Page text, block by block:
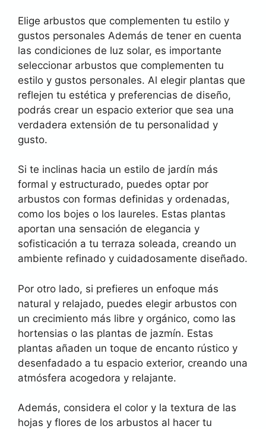
Elige arbustos que complementen tu estilo y
gustos personales Además de tener en cuenta
las condiciones de luz solar, es importante
seleccionar arbustos que complementen tu
estilo y gustos personales. Al elegir plantas que
reflejen tu estética y preferencias de diseño,
podrás crear un espacio exterior que sea una
verdadera extensión de tu personalidad y
gusto.
Si te inclinas hacia un estilo de jardín más
formal y estructurado, puedes optar por
arbustos con formas definidas y ordenadas,
como los bojes o los laureles. Estas plantas
aportan una sensación de elegancia y
sofisticación a tu terraza soleada, creando un
ambiente refinado y cuidadosamente diseñado.
Por otro lado, si prefieres un enfoque más
natural y relajado, puedes elegir arbustos con
un crecimiento más libre y orgánico, como las
hortensias o las plantas de jazmín. Estas
plantas añaden un toque de encanto rústico y
desenfadado a tu espacio exterior, creando una
atmósfera acogedora y relajante.
Además, considera el color y la textura de las
hojas y flores de los arbustos al hacer tu